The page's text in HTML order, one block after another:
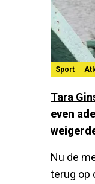
Sport
Tara
even
Nu de
terug op